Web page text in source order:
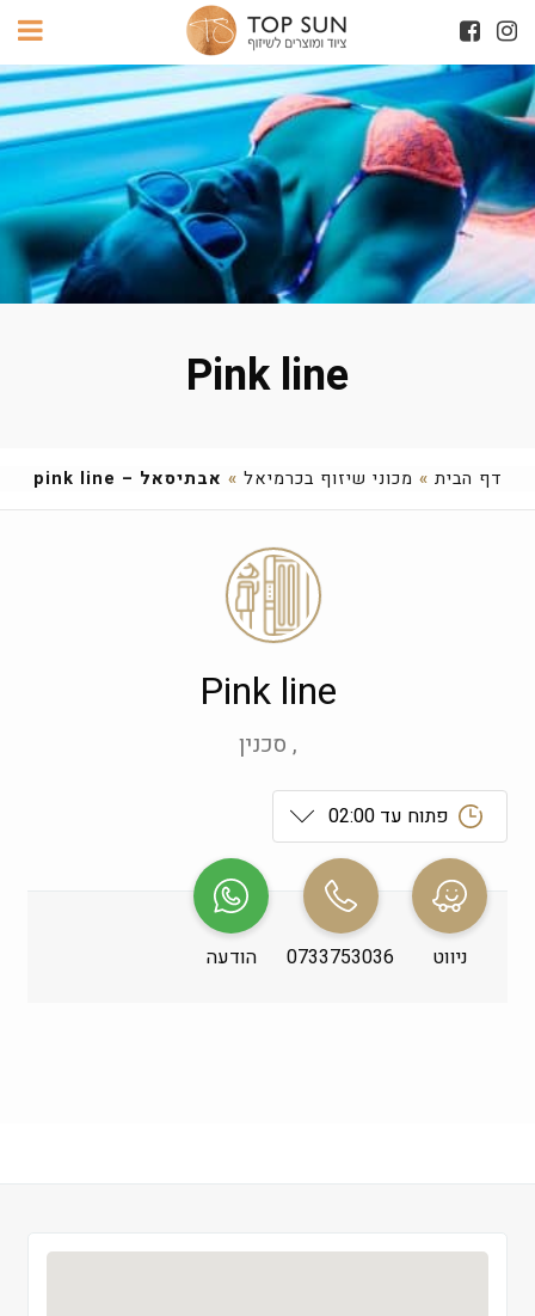
Pink line
דף הבית » מכוני שיזוף בכרמיאל » אבתיסאל – pink line
Pink line
, סכנין
פתוח עד 02:00
ראשון
שני
09:00-21:00
שלישי
ניווט 0733753036 הודעה